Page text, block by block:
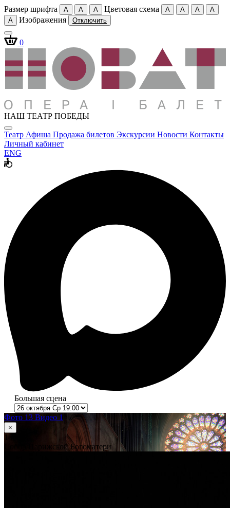
Размер шрифта A A A Цветовая схема A A A
A
A
Изображения Отключить
0
НАШ ТЕАТР ПОБЕДЫ
Театр Афиша Продажа билетов Экскурсии Новости Контакты
Личный кабинет
ENG
Большая сцена
Фото 13 Видео 1
×
1
Собор Парижской Богоматери